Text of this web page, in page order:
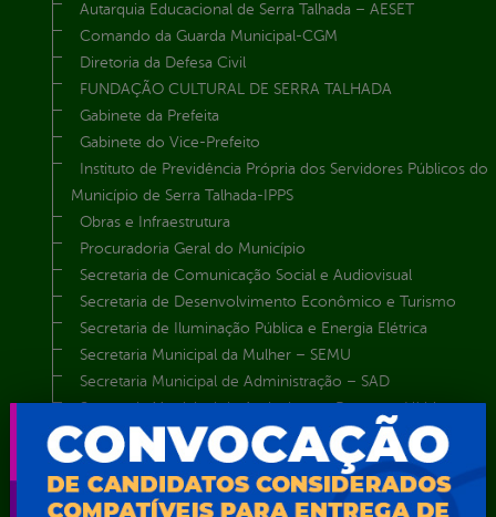
Autarquia Educacional de Serra Talhada – AESET
Comando da Guarda Municipal-CGM
Diretoria da Defesa Civil
FUNDAÇÃO CULTURAL DE SERRA TALHADA
Gabinete da Prefeita
Gabinete do Vice-Prefeito
Instituto de Previdência Própria dos Servidores Públicos do
Município de Serra Talhada-IPPS
Obras e Infraestrutura
Procuradoria Geral do Município
Secretaria de Comunicação Social e Audiovisual
Secretaria de Desenvolvimento Econômico e Turismo
Secretaria de Iluminação Pública e Energia Elétrica
Secretaria Municipal da Mulher – SEMU
Secretaria Municipal de Administração – SAD
Secretaria Municipal de Agricultura e Recursos Hídricos –
SEMARH / Secretaria de Agricultura Familiar – SEMAF
Secretaria Municipal de Educação – SEST
Secretaria Municipal de Esporte e Lazer – SEMEL